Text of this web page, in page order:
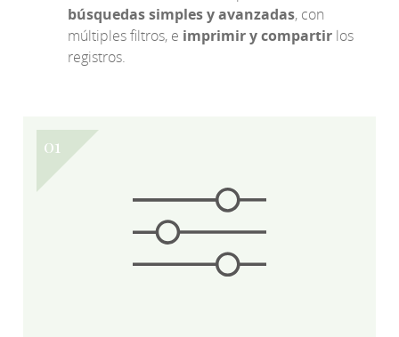
búsquedas simples y avanzadas, con
múltiples filtros, e imprimir y compartir los
registros.